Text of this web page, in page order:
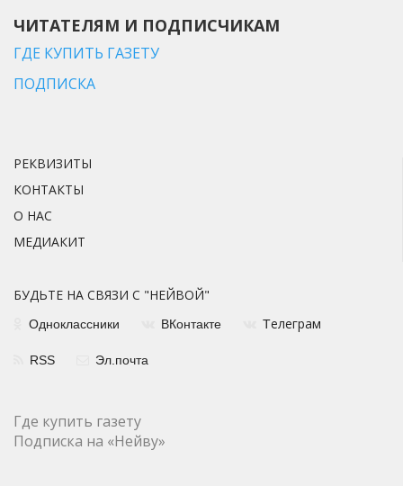
ЧИТАТЕЛЯМ И ПОДПИСЧИКАМ
ГДЕ КУПИТЬ ГАЗЕТУ
ПОДПИСКА
РЕКВИЗИТЫ
КОНТАКТЫ
О НАС
МЕДИАКИТ
БУДЬТЕ НА СВЯЗИ С "НЕЙВОЙ"
Одноклассники ВКонтакте Телеграм
RSS Эл.почта
Где купить газету
Подписка на «Нейву»